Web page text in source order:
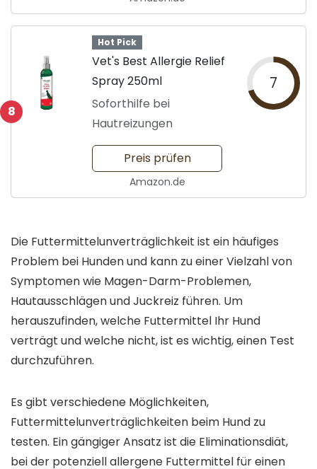
8
Hot Pick
Vet's Best Allergie Relief
Spray 250ml
Soforthilfe bei
Hautreizungen
7
Preis prüfen
Amazon.de
Die Futtermittelunverträglichkeit ist ein häufiges
Problem bei Hunden und kann zu einer Vielzahl von
Symptomen wie Magen-Darm-Problemen,
Hautausschlägen und Juckreiz führen. Um
herauszufinden, welche Futtermittel Ihr Hund
verträgt und welche nicht, ist es wichtig, einen Test
durchzuführen.
Es gibt verschiedene Möglichkeiten,
Futtermittelunverträglichkeiten beim Hund zu
testen. Ein gängiger Ansatz ist die Eliminationsdiät,
bei der potenziell allergene Futtermittel für einen